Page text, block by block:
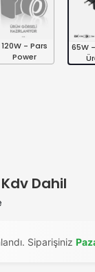
120W - Pars
Power
65W
Dahil
Siparişiniz